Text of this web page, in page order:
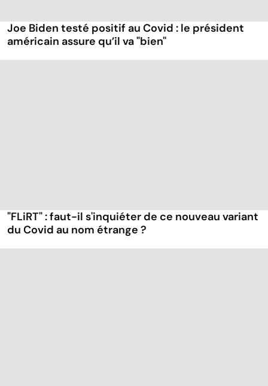
Joe Biden testé positif au Covid : le président
américain assure qu’il va "bien"
"FLiRT" : faut-il s'inquiéter de ce nouveau variant
du Covid au nom étrange ?